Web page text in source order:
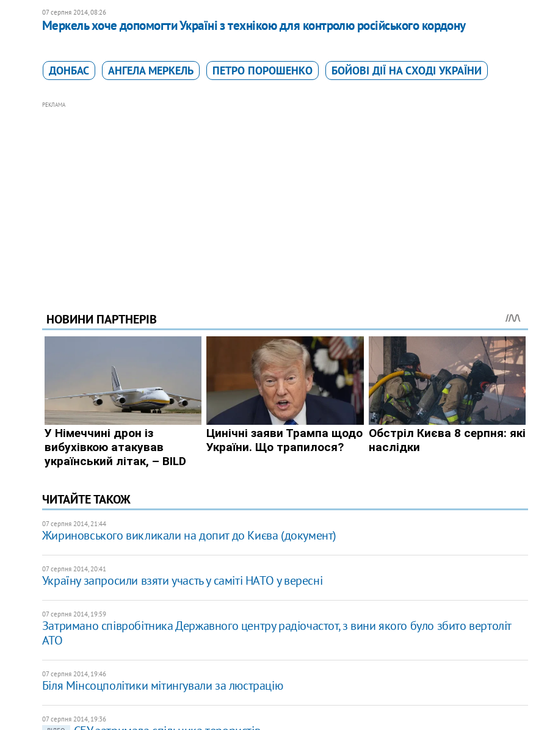
07 серпня 2014, 08:26
Меркель хоче допомогти Україні з технікою для контролю російського кордону
ДОНБАС АНГЕЛА МЕРКЕЛЬ ПЕТРО ПОРОШЕНКО БОЙОВІ ДІЇ НА СХОДІ УКРАЇНИ
РЕКЛАМА
ЧИТАЙТЕ ТАКОЖ
07 серпня 2014, 21:44
Жириновського викликали на допит до Києва (документ)
07 серпня 2014, 20:41
Україну запросили взяти участь у саміті НАТО у вересні
07 серпня 2014, 19:59
Затримано співробітника Державного центру радіочастот, з вини якого було збито вертоліт
АТО
07 серпня 2014, 19:46
Біля Мінсоцполітики мітингували за люстрацію
07 серпня 2014, 19:36